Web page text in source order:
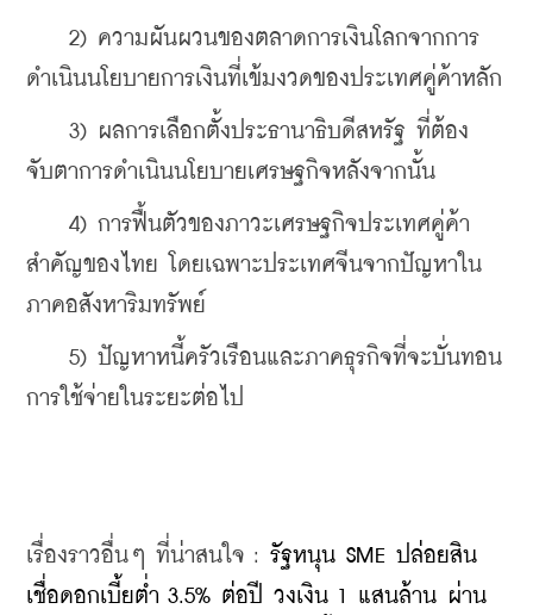
2) ความผันผวนของตลาดการเงินโลกจากการ
ดำเนินนโยบายการเงินที่เข้มงวดของประเทศคู่ค้าหลัก
3) ผลการเลือกตั้งประธานาธิบดีสหรัฐ ที่ต้อง
จับตาการดำเนินนโยบายเศรษฐกิจหลังจากนั้น
4) การฟื้นตัวของภาวะเศรษฐกิจประเทศคู่ค้า
สำคัญของไทย โดยเฉพาะประเทศจีนจากปัญหาใน
ภาคอสังหาริมทรัพย์
5) ปัญหาหนี้ครัวเรือนและภาคธุรกิจที่จะบั่นทอน
การใช้จ่ายในระยะต่อไป
เรื่องราวอื่นๆ ที่น่าสนใจ : รัฐหนุน SME ปล่อยสิน
เชื่อดอกเบี้ยต่ำ 3.5% ต่อปี วงเงิน 1 แสนล้าน ผ่าน